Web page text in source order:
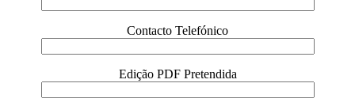
Contacto Telefónico
Edição PDF Pretendida